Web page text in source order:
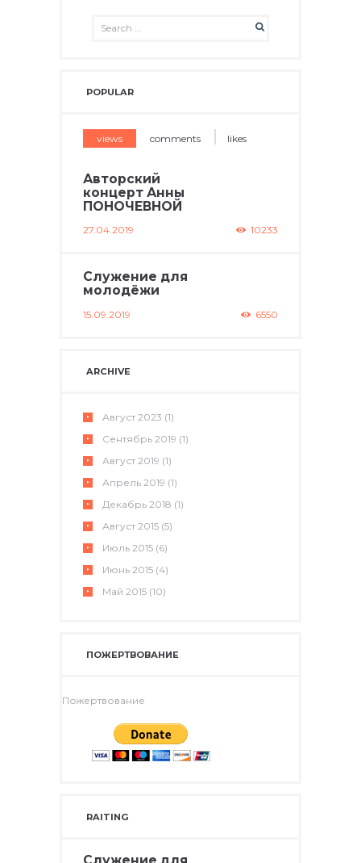
POPULAR
views comments likes
Авторский
концерт Анны
ПОНОЧЕВНОЙ
27.04.2019 10233
Служение для
молодёжи
15.09.2019 6550
ARCHIVE
Август2023 (1)
Сентябрь2019 (1)
Август2019 (1)
Апрель2019 (1)
Декабрь2018 (1)
Август2015 (5)
Июль2015 (6)
Июнь2015 (4)
Май2015 (10)
ПОЖЕРТВОВАНИЕ
Пожертвование
RAITING